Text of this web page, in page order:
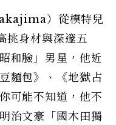
）從模特兒
挑身材與深邃五
和臉」男星，他近
麵包》、《地獄占
可能不知道，他不
治文豪「國木田獨